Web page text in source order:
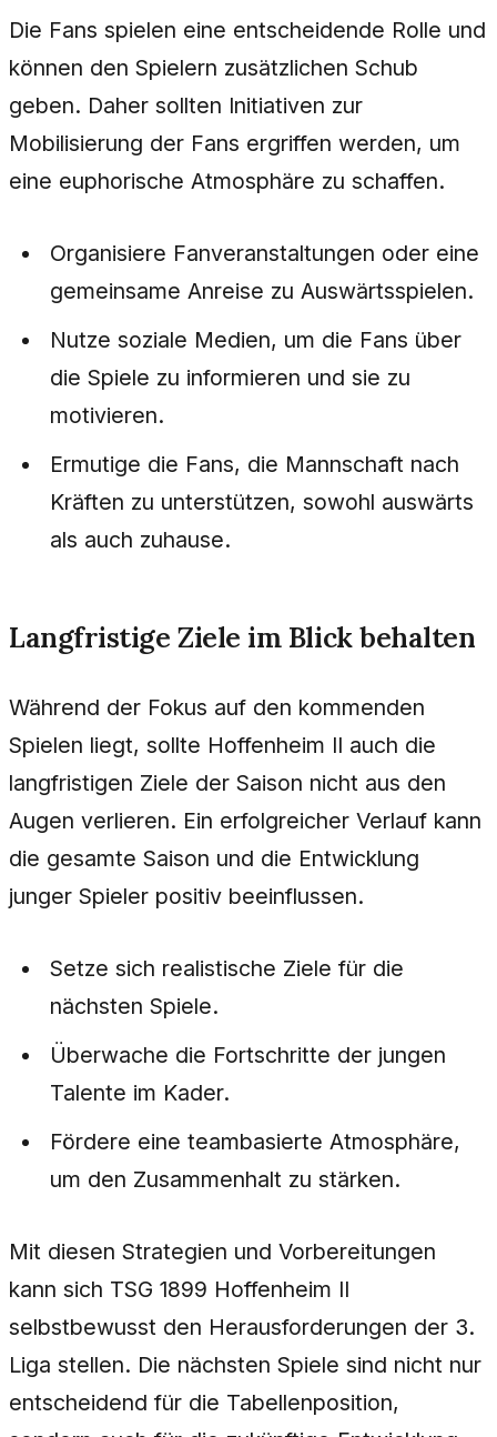
Die Fans spielen eine entscheidende Rolle und
können den Spielern zusätzlichen Schub
geben. Daher sollten Initiativen zur
Mobilisierung der Fans ergriffen werden, um
eine euphorische Atmosphäre zu schaffen.
Organisiere Fanveranstaltungen oder eine
gemeinsame Anreise zu Auswärtsspielen.
Nutze soziale Medien, um die Fans über
die Spiele zu informieren und sie zu
motivieren.
Ermutige die Fans, die Mannschaft nach
Kräften zu unterstützen, sowohl auswärts
als auch zuhause.
Langfristige Ziele im Blick behalten
Während der Fokus auf den kommenden
Spielen liegt, sollte Hoffenheim II auch die
langfristigen Ziele der Saison nicht aus den
Augen verlieren. Ein erfolgreicher Verlauf kann
die gesamte Saison und die Entwicklung
junger Spieler positiv beeinflussen.
Setze sich realistische Ziele für die
nächsten Spiele.
Überwache die Fortschritte der jungen
Talente im Kader.
Fördere eine teambasierte Atmosphäre,
um den Zusammenhalt zu stärken.
Mit diesen Strategien und Vorbereitungen
kann sich TSG 1899 Hoffenheim II
selbstbewusst den Herausforderungen der 3.
Liga stellen. Die nächsten Spiele sind nicht nur
entscheidend für die Tabellenposition,